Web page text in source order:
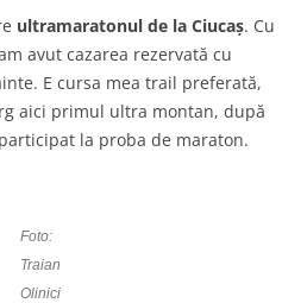
ultramaratonul de la Ciucaș. Cu
avut cazarea rezervată cu
E cursa mea trail preferată,
aici primul ultra montan, după
la proba de maraton.
Foto:
Traian
Olinici